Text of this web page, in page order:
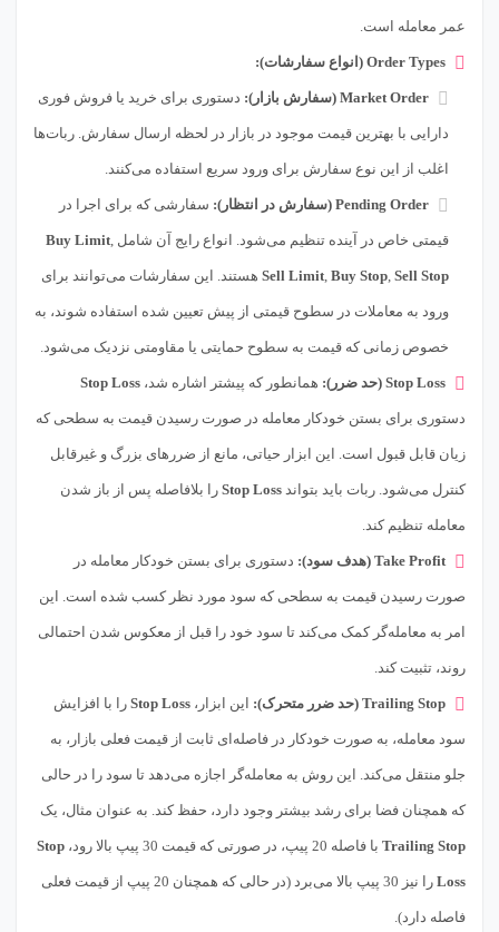
عمر معامله است.
Order Types (انواع سفارشات):
Market Order (سفارش بازار): دستوری برای خرید یا فروش فوری
دارایی با بهترین قیمت موجود در بازار در لحظه ارسال سفارش. ربات‌ها
اغلب از این نوع سفارش برای ورود سریع استفاده می‌کنند.
Pending Order (سفارش در انتظار): سفارشی که برای اجرا در
قیمتی خاص در آینده تنظیم می‌شود. انواع رایج آن شامل Buy Limit,
Sell Limit, Buy Stop, Sell Stop هستند. این سفارشات می‌توانند برای
ورود به معاملات در سطوح قیمتی از پیش تعیین شده استفاده شوند، به
خصوص زمانی که قیمت به سطوح حمایتی یا مقاومتی نزدیک می‌شود.
Stop Loss (حد ضرر): همانطور که پیشتر اشاره شد، Stop Loss
دستوری برای بستن خودکار معامله در صورت رسیدن قیمت به سطحی که
زیان قابل قبول است. این ابزار حیاتی، مانع از ضررهای بزرگ و غیرقابل
کنترل می‌شود. ربات باید بتواند Stop Loss را بلافاصله پس از باز شدن
معامله تنظیم کند.
Take Profit (هدف سود): دستوری برای بستن خودکار معامله در
صورت رسیدن قیمت به سطحی که سود مورد نظر کسب شده است. این
امر به معامله‌گر کمک می‌کند تا سود خود را قبل از معکوس شدن احتمالی
روند، تثبیت کند.
Trailing Stop (حد ضرر متحرک): این ابزار، Stop Loss را با افزایش
سود معامله، به صورت خودکار در فاصله‌ای ثابت از قیمت فعلی بازار، به
جلو منتقل می‌کند. این روش به معامله‌گر اجازه می‌دهد تا سود را در حالی
که همچنان فضا برای رشد بیشتر وجود دارد، حفظ کند. به عنوان مثال، یک
Trailing Stop با فاصله 20 پیپ، در صورتی که قیمت 30 پیپ بالا رود، Stop
Loss را نیز 30 پیپ بالا می‌برد (در حالی که همچنان 20 پیپ از قیمت فعلی
فاصله دارد).